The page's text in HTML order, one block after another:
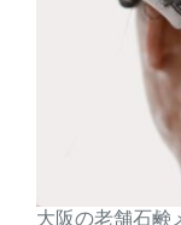
大阪の老舗石鹸